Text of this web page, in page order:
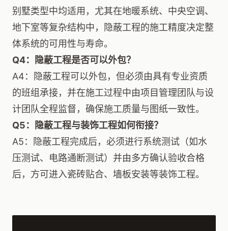
别墅类型中均适用，尤其在地暖系统、中央空调、
地下室等复杂结构中，隐蔽工程的施工精度决定整
体系统的可用性与寿命。
Q4：隐蔽工程是否可以外包？
A4：隐蔽工程可以外包，但必须由具有专业资质
的班组承接，并在施工过程中由项目管理团队与设
计团队全程监督，确保施工质量与图纸一致性。
Q5：隐蔽工程与装饰工程如何衔接？
A5：隐蔽工程完成后，必须进行系统测试（如水
压测试、电路通断测试）并由多方确认验收合格
后，方可进入瓷砖贴合、墙板安装等装饰工程。